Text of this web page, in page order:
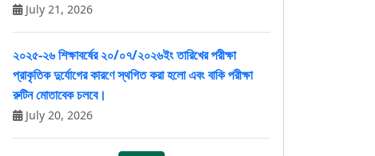
July 21, 2026
২০২৫-২৬ শিক্ষাবর্ষের ২০/০৭/২০২৬ইং তারিখের পরীক্ষা
প্রাকৃতিক দুর্যোগের কারণে স্থগিত করা হলো এবং বাকি পরীক্ষা
রুটিন মোতাবেক চলবে।
July 20, 2026